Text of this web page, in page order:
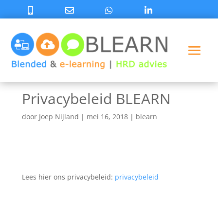
Privacybeleid BLEARN
door Joep Nijland | mei 16, 2018| blearn
Lees hier ons privacybeleid: privacybeleid